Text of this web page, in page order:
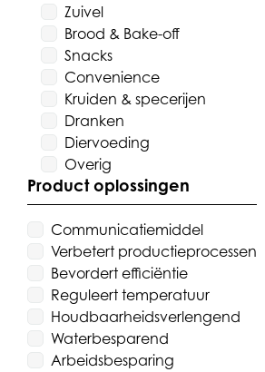
Zuivel
Brood & Bake-off
Snacks
Convenience
Kruiden & specerijen
Dranken
Diervoeding
Overig
Product oplossingen
Communicatiemiddel
Verbetert productieprocessen
Bevordert efficiëntie
Reguleert temperatuur
Houdbaarheidsverlengend
Waterbesparend
Arbeidsbesparing